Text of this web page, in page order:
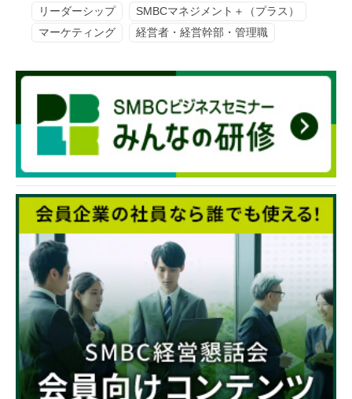
リーダーシップ
SMBCマネジメント＋（プラス）
マーケティング
経営者・経営幹部・管理職